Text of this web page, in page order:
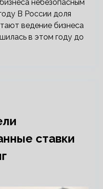
небезопасным
В России доля
ведение бизнеса
в этом году до
ставки